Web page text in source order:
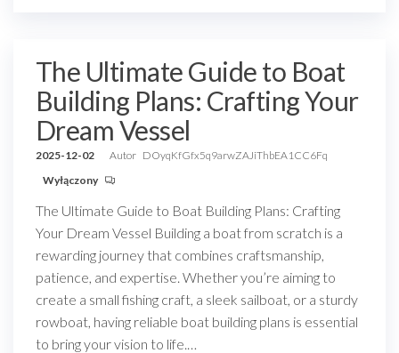
The Ultimate Guide to Boat
Building Plans: Crafting Your
Dream Vessel
2025-12-02 Autor DOyqKfGfx5q9arwZAJiThbEA1CC6Fq
Wyłączony
The Ultimate Guide to Boat Building Plans: Crafting
Your Dream Vessel Building a boat from scratch is a
rewarding journey that combines craftsmanship,
patience, and expertise. Whether you’re aiming to
create a small fishing craft, a sleek sailboat, or a sturdy
rowboat, having reliable boat building plans is essential
to bring your vision to life.…